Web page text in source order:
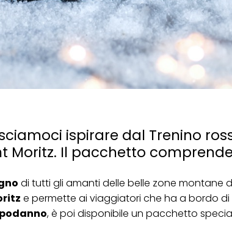
ispirare dal Trenino
Moritz. Il pacchetto
di tutti gli amanti delle belle zone montane
e permette ai viaggiatori che ha a bordo
, è poi disponibile un pacchetto